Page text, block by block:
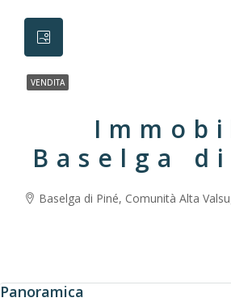
VENDITA
Baselga
Baselga di Piné, Comunità Alta Valsugana e Bersntol, Provincia di Trento,
Panoramica